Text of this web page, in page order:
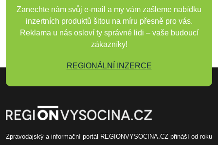
Zanechte nám svůj e-mail a my vám zašleme nabídku
inzertních produktů šitou na míru přesně pro vás.
Reklama u nás osloví ty správné lidi – vaše budoucí
zákazníky!
REGIONÁLNÍ INZERCE
Zpravodajský a informační portál REGIONVYSOCINA.CZ přináší od roku